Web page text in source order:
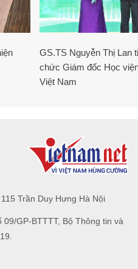
GS.TS Nguyễn Thị Lan
chức Giám đốc Học
Việt Nam
Trần Duy Hưng Hà Nội
GP-BTTTT, Bộ Thông tin và